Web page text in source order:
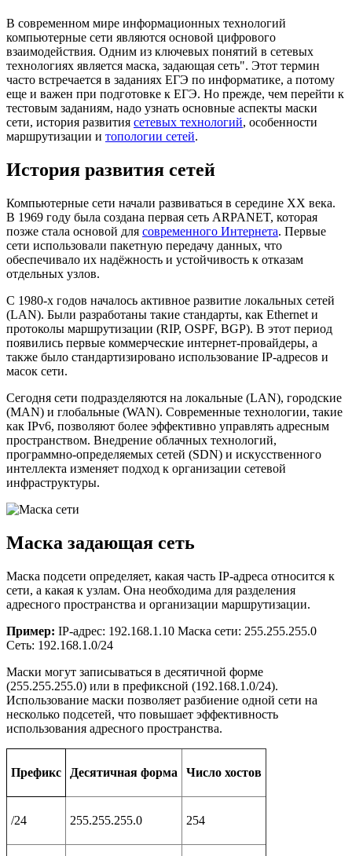
В современном мире информационных технологий
компьютерные сети являются основой цифрового
взаимодействия. Одним из ключевых понятий в сетевых
технологиях является маска, задающая сеть". Этот термин
часто встречается в заданиях ЕГЭ по информатике, а потому
еще и важен при подготовке к ЕГЭ. Но прежде, чем перейти к
тестовым заданиям, надо узнать основные аспекты маски
сети, история развития сетевых технологий, особенности
маршрутизации и топологии сетей.
История развития сетей
Компьютерные сети начали развиваться в середине XX века.
В 1969 году была создана первая сеть ARPANET, которая
позже стала основой для современного Интернета. Первые
сети использовали пакетную передачу данных, что
обеспечивало их надёжность и устойчивость к отказам
отдельных узлов.
С 1980-х годов началось активное развитие локальных сетей
(LAN). Были разработаны такие стандарты, как Ethernet и
протоколы маршрутизации (RIP, OSPF, BGP). В этот период
появились первые коммерческие интернет-провайдеры, а
также было стандартизировано использование IP-адресов и
масок сети.
Сегодня сети подразделяются на локальные (LAN), городские
(MAN) и глобальные (WAN). Современные технологии, такие
как IPv6, позволяют более эффективно управлять адресным
пространством. Внедрение облачных технологий,
программно-определяемых сетей (SDN) и искусственного
интеллекта изменяет подход к организации сетевой
инфраструктуры.
Маска задающая сеть
Маска подсети определяет, какая часть IP-адреса относится к
сети, а какая к узлам. Она необходима для разделения
адресного пространства и организации маршрутизации.
Пример: IP-адрес: 192.168.1.10 Маска сети: 255.255.255.0
Сеть: 192.168.1.0/24
Маски могут записываться в десятичной форме
(255.255.255.0) или в префиксной (192.168.1.0/24).
Использование маски позволяет разбиение одной сети на
несколько подсетей, что повышает эффективность
использования адресного пространства.
Префикс Десятичная форма Число хостов
/24 255.255.255.0 254